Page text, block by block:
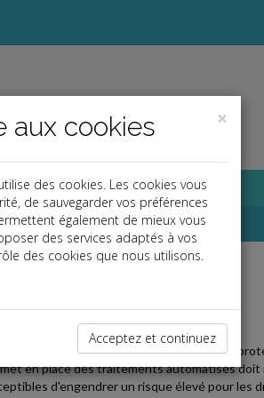
DES DONNÉES
», a changé les règles applicables à la
met en place des traitements automatisés
d'engendrer un risque élevé pour les
×
aux cookies
des cookies. Les cookies vous
de sauvegarder vos préférences
également de mieux vous
des services adaptés à vos
des cookies que nous utilisons.
Acceptez et continuez